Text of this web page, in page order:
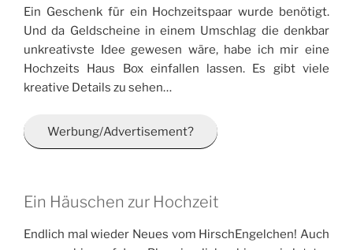
Ein Geschenk für ein Hochzeitspaar wurde benötigt.
Und da Geldscheine in einem Umschlag die denkbar
unkreativste Idee gewesen wäre, habe ich mir eine
Hochzeits Haus Box einfallen lassen. Es gibt viele
kreative Details zu sehen…
Werbung/Advertisement?
Ein Häuschen zur Hochzeit
Endlich mal wieder Neues vom HirschEngelchen! Auch